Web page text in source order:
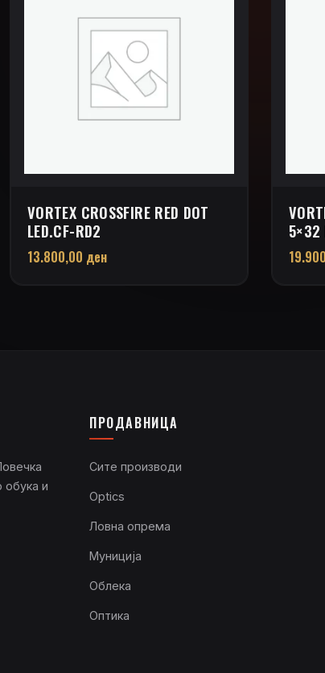
VORTEX CROSSFIRE RED DOT
LED.CF-RD2
13.800,00 ден
5×32
обука и
ПРОДАВНИЦА
Сите производи
Optics
Ловна опрема
Муниција
Облека
Оптика